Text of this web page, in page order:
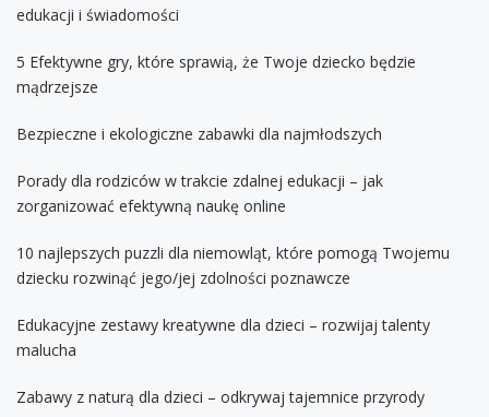
edukacji i świadomości
5 Efektywne gry, które sprawią, że Twoje dziecko będzie
mądrzejsze
Bezpieczne i ekologiczne zabawki dla najmłodszych
Porady dla rodziców w trakcie zdalnej edukacji – jak
zorganizować efektywną naukę online
10 najlepszych puzzli dla niemowląt, które pomogą Twojemu
dziecku rozwinąć jego/jej zdolności poznawcze
Edukacyjne zestawy kreatywne dla dzieci – rozwijaj talenty
malucha
Zabawy z naturą dla dzieci – odkrywaj tajemnice przyrody